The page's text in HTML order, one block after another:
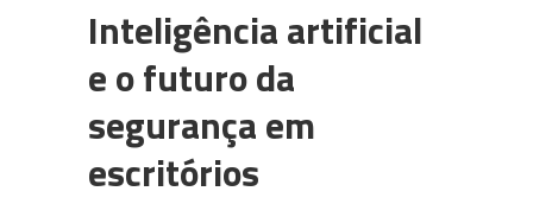
Inteligência artificial
e o futuro da
segurança em
escritórios